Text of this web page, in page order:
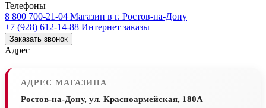
Телефоны
8 800 700-21-04 Магазин в г. Ростов-на-Дону
+7 (928) 612-14-88 Интернет заказы
Заказать звонок
Адрес
АДРЕС МАГАЗИНА
Ростов-на-Дону, ул. Красноармейская, 180А